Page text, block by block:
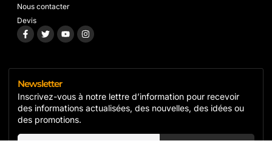
Nous contacter
Devis
Newsletter
Inscrivez-vous à notre lettre d’information pour recevoir
des informations actualisées, des nouvelles, des idées ou
des promotions.